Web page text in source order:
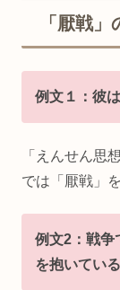
「厭戦」
例文１：彼
「えんせん思
では「厭戦」
例文2：戦争
を抱いている